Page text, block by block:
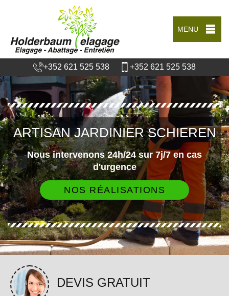
MENU
+352 621 525 538 +352 621 525 538
ARTISAN JARDINIER SCHIEREN
Nous intervenons 24h/24 sur 7j/7 en cas
d'urgence
NOS RÉALISATIONS
DEVIS GRATUIT